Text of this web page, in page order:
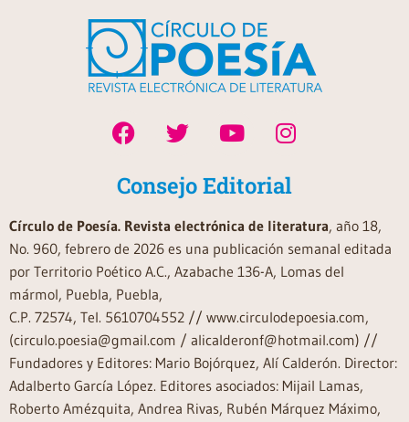
Consejo Editorial
Círculo de Poesía. Revista electrónica de literatura, año 18,
No. 960, febrero de 2026 es una publicación semanal editada
por Territorio Poético A.C., Azabache 136-A, Lomas del
mármol, Puebla, Puebla,
C.P. 72574, Tel. 5610704552 // www.circulodepoesia.com,
(circulo.poesia@gmail.com / alicalderonf@hotmail.com) //
Fundadores y Editores: Mario Bojórquez, Alí Calderón. Director:
Adalberto García López. Editores asociados: Mijail Lamas,
Roberto Amézquita, Andrea Rivas, Rubén Márquez Máximo,